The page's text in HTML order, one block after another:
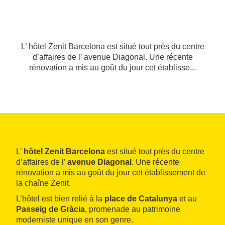
L’ hôtel Zenit Barcelona est situé tout près du centre
d’affaires de l’ avenue Diagonal. Une récente
rénovation a mis au goût du jour cet établisse...
L’ hôtel Zenit Barcelona est situé tout près du centre
d’affaires de l’ avenue Diagonal . Une récente
rénovation a mis au goût du jour cet établissement de
la chaîne Zenit.
L’hôtel est bien relié à la place de Catalunya et au
Passeig de Gràcia, promenade au patrimoine
moderniste unique en son genre.